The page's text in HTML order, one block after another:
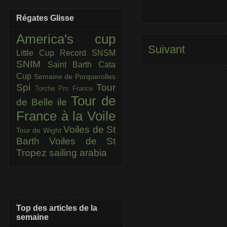
Suivant
Régates Glisse
America's cup
Little Cup Record SNSM
SNIM
Saint Barth Cata
Cup Semaine de Porquerolles
Spi Torche Pro France Tour
de Belle ile Tour de
France à la Voile
Tour de Wight Voiles de St
BarthVoiles de St
Tropez sailing arabia
Top des articles de la
semaine